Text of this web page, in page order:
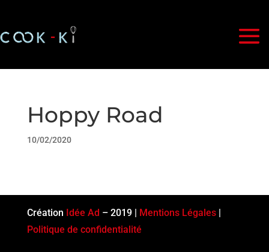
Hoppy Road
10/02/2020
Création Idée Ad – 2019 | Mentions Légales|
Politique de confidentialité